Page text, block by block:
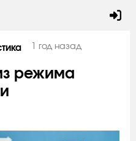
1 год назад
режима